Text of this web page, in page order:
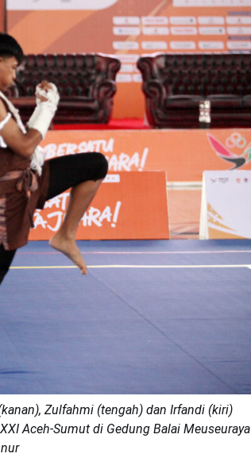
Zulfahmi (tengah) dan Irfandi (kiri)
Aceh-Sumut di Gedung Balai Meuseuraya